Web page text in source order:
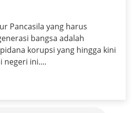
Pancasila yang harus
bangsa adalah
korupsi yang hingga kini
negeri ini....